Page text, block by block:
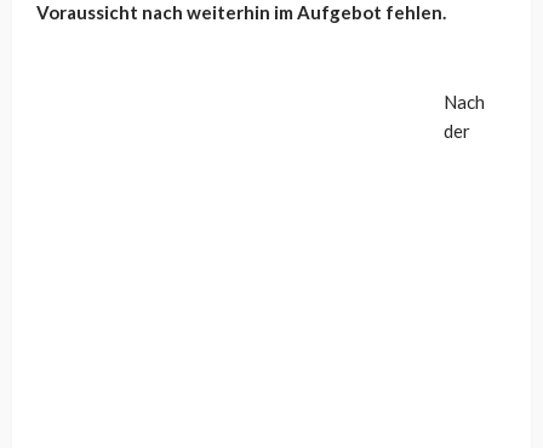
Voraussicht nach weiterhin im Aufgebot fehlen.
Nach
der